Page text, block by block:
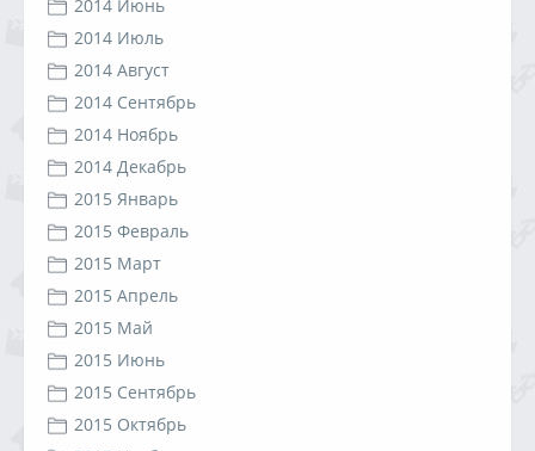
2014 Июнь
2014 Июль
2014 Август
2014 Сентябрь
2014 Ноябрь
2014 Декабрь
2015 Январь
2015 Февраль
2015 Март
2015 Апрель
2015 Май
2015 Июнь
2015 Сентябрь
2015 Октябрь